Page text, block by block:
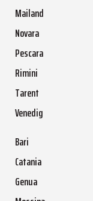
Mailand
Novara
Pescara
Rimini
Tarent
Venedig
Bari
Catania
Genua